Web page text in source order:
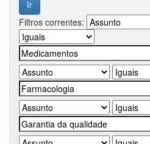
Filtros correntes: